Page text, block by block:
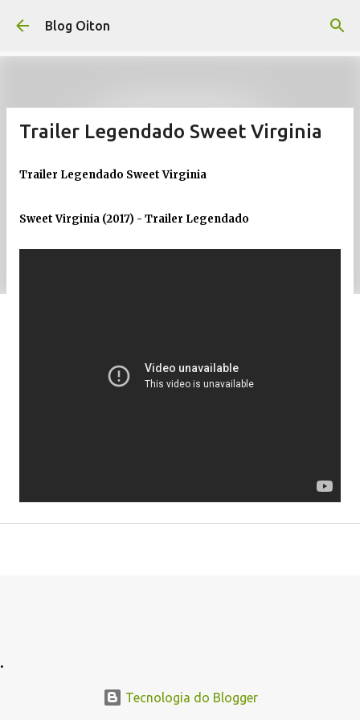
Pular para o conteúdo principal
Blog Oiton
Trailer Legendado Sweet Virginia
Trailer Legendado Sweet Virginia
Sweet Virginia (2017) - Trailer Legendado
.
Tecnologia do Blogger